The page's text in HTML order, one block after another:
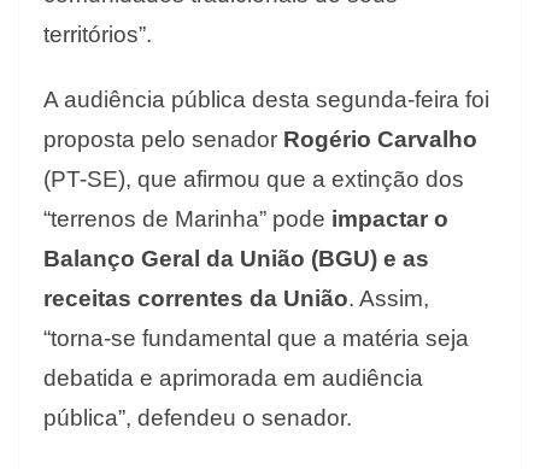
territórios”.
A audiência pública desta segunda-feira foi
proposta pelo senador Rogério Carvalho
(PT-SE), que afirmou que a extinção dos
“terrenos de Marinha” pode impactar o
Balanço Geral da União (BGU) e as
receitas correntes da União. Assim,
“torna-se fundamental que a matéria seja
debatida e aprimorada em audiência
pública”, defendeu o senador.